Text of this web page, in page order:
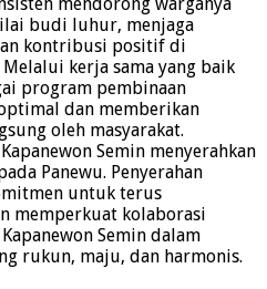
budi ‎luhur, menjaga
kontribusi positif di
kerja sama yang baik
program pembinaan
dan memberikan
oleh masyarakat.‎
Semin menyerahkan
‎Panewu. Penyerahan
untuk terus
memperkuat kolaborasi
‎Semin dalam
rukun, maju, dan harmonis.